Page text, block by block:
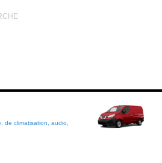
de climatisation, audio,